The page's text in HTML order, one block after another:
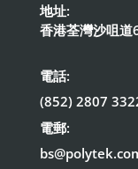
地址:
香港荃灣沙咀
電話:
(852) 2807
電郵: